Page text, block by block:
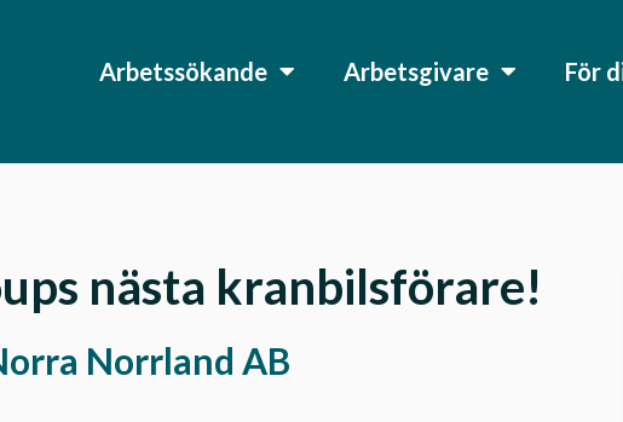
Arbetssökande Arbetsgivare För
nästa kranbilsförare!
Norrland AB